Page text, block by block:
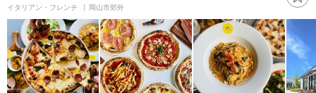
イタリアン・フレンチ 岡山市郊外